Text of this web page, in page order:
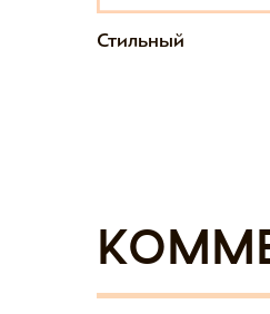
Стильный